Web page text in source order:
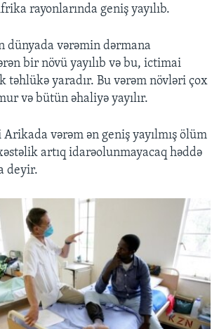
rayonlarında geniş yayılıb.
dünyada vərəmin dərmana
bir növü yayılıb və bu, ictimai
təhlükə yaradır. Bu vərəm növləri çox
və bütün əhaliyə yayılır.
Arikada vərəm ən geniş yayılmış ölüm
artıq idarəolunmayacaq həddə
deyir.